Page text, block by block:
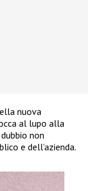
nuova
al lupo alla
dubbio non
e dell’azienda.